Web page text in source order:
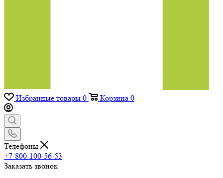
Избранные товары 0 Корзина 0
Телефоны
+7-800-100-56-53
Заказать звонок